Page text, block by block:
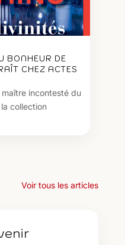
BONHEUR DE
CHEZ ACTES
maître incontesté du
collection
Voir tous les articles